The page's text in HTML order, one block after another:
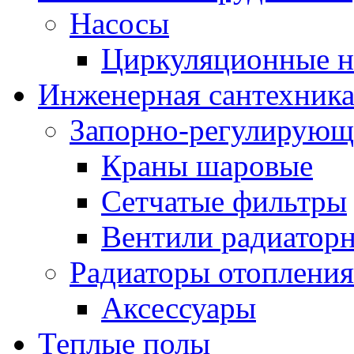
Насосы
Циркуляционные
Инженерная сантехника
Запорно-
Краны шаровые
Сетчатые фильтры
Вентили
Радиаторы отопления
Аксессуары
Теплые полы